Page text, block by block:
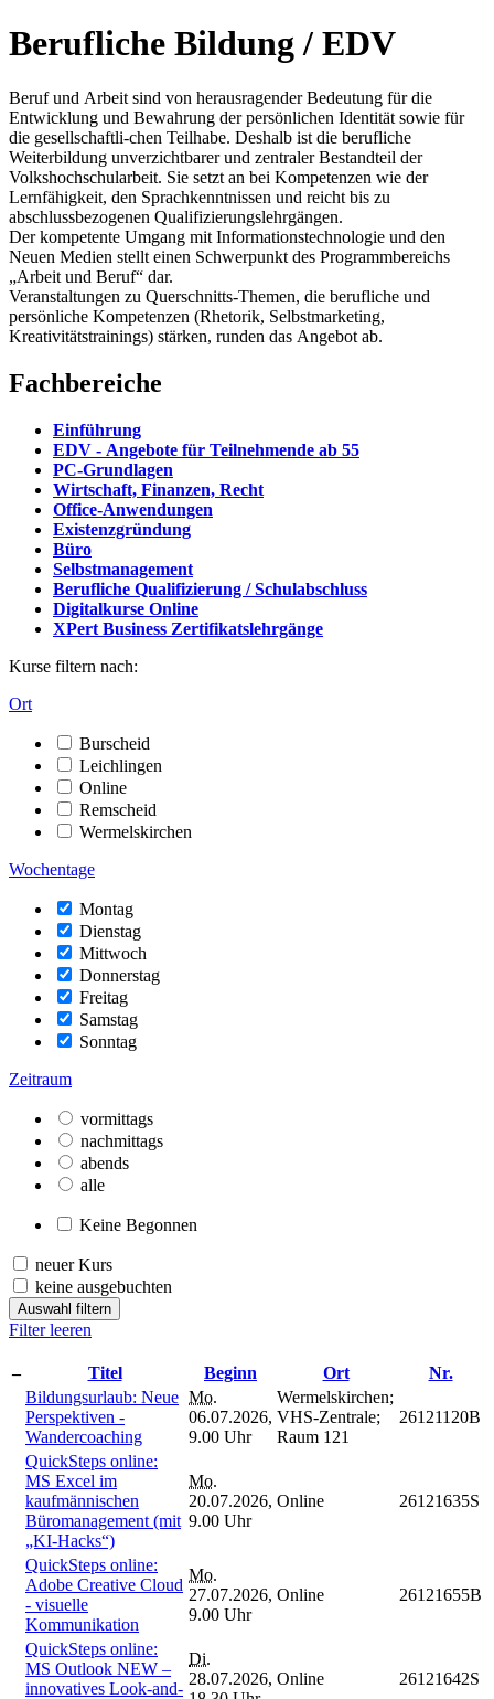
Berufliche Bildung / EDV
Beruf und Arbeit sind von herausragender Bedeutung für die
Entwicklung und Bewahrung der persönlichen Identität sowie für
die gesellschaftli-chen Teilhabe. Deshalb ist die berufliche
Weiterbildung unverzichtbarer und zentraler Bestandteil der
Volkshochschularbeit. Sie setzt an bei Kompetenzen wie der
Lernfähigkeit, den Sprachkenntnissen und reicht bis zu
abschlussbezogenen Qualifizierungslehrgängen.
Der kompetente Umgang mit Informationstechnologie und den
Neuen Medien stellt einen Schwerpunkt des Programmbereichs
„Arbeit und Beruf“ dar.
Veranstaltungen zu Querschnitts-Themen, die berufliche und
persönliche Kompetenzen (Rhetorik, Selbstmarketing,
Kreativitätstrainings) stärken, runden das Angebot ab.
Fachbereiche
Einführung
EDV - Angebote für Teilnehmende ab 55
PC-Grundlagen
Wirtschaft, Finanzen, Recht
Office-Anwendungen
Existenzgründung
Büro
Selbstmanagement
Berufliche Qualifizierung / Schulabschluss
Digitalkurse Online
XPert Business Zertifikatslehrgänge
Kurse filtern nach:
Ort
Burscheid
Leichlingen
Online
Remscheid
Wermelskirchen
Wochentage
Montag
Dienstag
Mittwoch
Donnerstag
Freitag
Samstag
Sonntag
Zeitraum
vormittags
nachmittags
abends
alle
Keine Begonnen
neuer Kurs
keine ausgebuchten
Auswahl filtern
Filter leeren
– Titel Beginn Ort
Nr.
Bildungsurlaub: Neue
Perspektiven -
Wandercoaching
Mo.
06.07.2026,
9.00 Uhr
Wermelskirchen;
VHS-Zentrale;
Raum 121
26121120B
QuickSteps online:
MS Excel im
kaufmännischen
Büromanagement (mit
„KI-Hacks“)
Mo.
20.07.2026,
9.00 Uhr
Online 26121635S
QuickSteps online:
Adobe Creative Cloud
- visuelle
Kommunikation
Mo.
27.07.2026,
9.00 Uhr
Online 26121655B
QuickSteps online:
MS Outlook NEW –
innovatives Look-and-
Di.
28.07.2026, Online 26121642S